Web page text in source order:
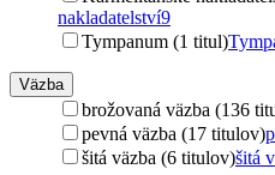
nakladatelství9
Tympanum (1 titul)
Väzba
brožovaná väzba (136
pevná väzba (17 titulov)
šitá väzba (6 titulov)šitá